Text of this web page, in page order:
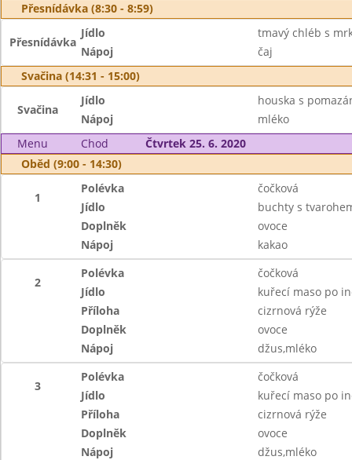
Přesnídávka (8:30 - 8:59)
Přesnídávka
Jídlo
tmavý chléb s
Nápoj
čaj
Svačina (14:31 - 15:00)
Svačina
Jídlo
houska s
Nápoj
mléko
Menu
Chod
Čtvrtek 25. 6. 2020
Oběd (9:00 - 14:30)
1
Polévka
čočková
Jídlo
buchty s
Doplněk
ovoce
Nápoj
kakao
2
Polévka
čočková
Jídlo
kuřecí maso po
Příloha
cizrnová rýže
Doplněk
ovoce
Nápoj
džus,mléko
3
Polévka
čočková
Jídlo
kuřecí maso po
Příloha
cizrnová rýže
Doplněk
ovoce
Nápoj
džus,mléko